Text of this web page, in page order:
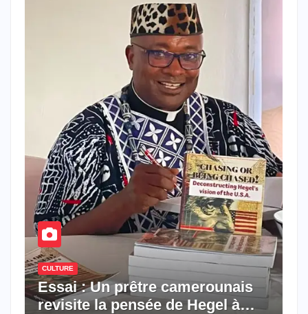
CULTURE
Essai : Un prêtre camerounais
revisite la pensée de Hegel à